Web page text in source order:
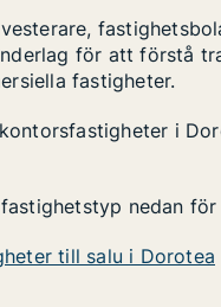
för att förstå
fastigheter.
i
nedan
till salu i Dorotea